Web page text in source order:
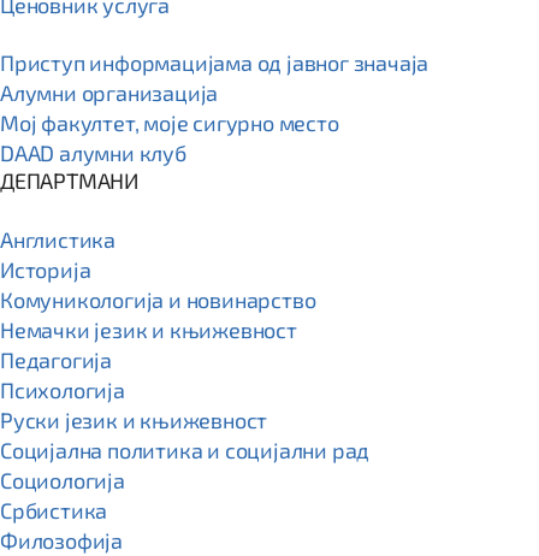
Приступ информацијама од јавног значаја
Алумни организација
Мој факултет, моје сигурно место
DAAD алумни клуб
ДЕПАРТМАНИ
Англистика
Историја
Комуникологија и новинарство
Немачки језик и књижевност
Педагогија
Психологија
Руски језик и књижевност
Социјална политика и социјални рад
Социологија
Србистика
Филозофија